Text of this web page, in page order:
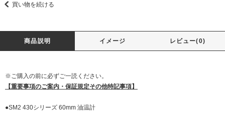
買い物を続ける
商品説明 イメージ レビュー(0)
※ご購入の前に必ずご一読ください。
【重要事項のご案内・保証規定その他特記事項】
●SM2 430シリーズ 60mm 油温計